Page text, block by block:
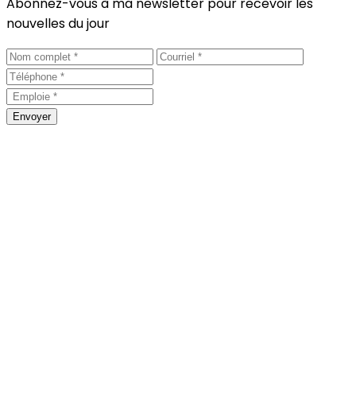
nouvelles du jour
Envoyer